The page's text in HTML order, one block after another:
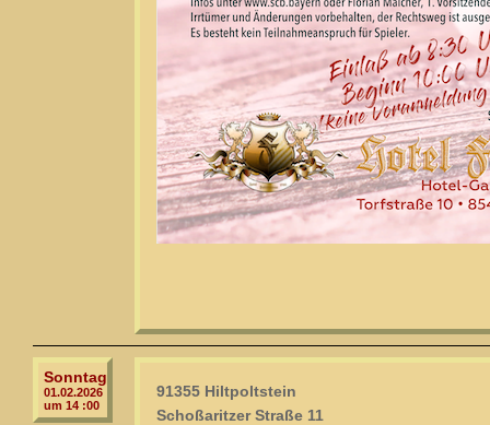
Sonntag
01.02.2026
um 14 :00
91355 Hiltpoltstein
Schoßaritzer Straße 11